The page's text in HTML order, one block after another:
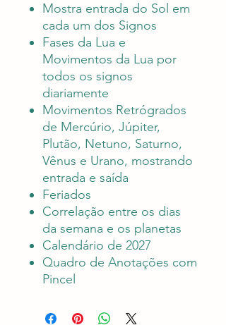
Mostra entrada do Sol em
cada um dos Signos
Fases da Lua e
Movimentos da Lua por
todos os signos
diariamente
Movimentos Retrógrados
de Mercúrio, Júpiter,
Plutão, Netuno, Saturno,
Vênus e Urano, mostrando
entrada e saída
Feriados
Correlação entre os dias
da semana e os planetas
Calendário de 2027
Quadro de Anotações com
Pincel